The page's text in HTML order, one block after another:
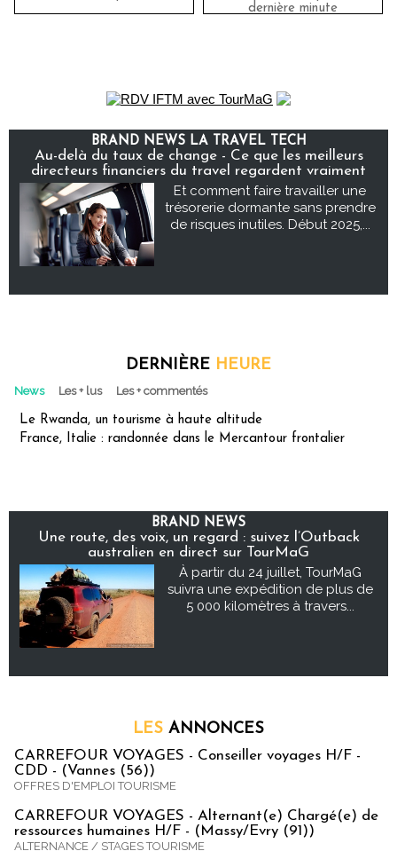
dernière minute
BRAND NEWS LA TRAVEL TECH
Au-delà du taux de change - Ce que les meilleurs
directeurs financiers du travel regardent vraiment
Et comment faire travailler une
trésorerie dormante sans prendre
de risques inutiles. Début 2025,...
DERNIÈRE HEURE
News Les + lus Les + commentés
Le Rwanda, un tourisme à haute altitude
France, Italie : randonnée dans le Mercantour frontalier
BRAND NEWS
Une route, des voix, un regard : suivez l’Outback
australien en direct sur TourMaG
À partir du 24 juillet, TourMaG
suivra une expédition de plus de
5 000 kilomètres à travers...
LES ANNONCES
CARREFOUR VOYAGES - Conseiller voyages H/F -
CDD - (Vannes (56))
OFFRES D'EMPLOI TOURISME
CARREFOUR VOYAGES - Alternant(e) Chargé(e) de
ressources humaines H/F - (Massy/Evry (91))
ALTERNANCE / STAGES TOURISME